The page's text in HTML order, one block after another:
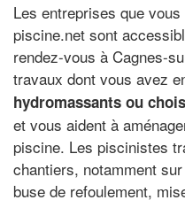
Les entreprises que
piscine.net sont
rendez-vous à Cagnes-
travaux dont vous avez
hydromassants ou
et vous aident à
piscine. Les piscinistes
chantiers, notamment
buse de refoulement,